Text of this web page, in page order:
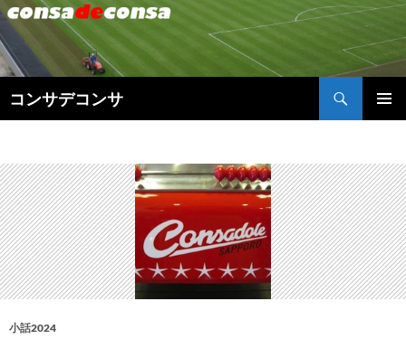
コンサデコンサ
索
ン
ツ
へ
ス
キ
ッ
プ
小話2024